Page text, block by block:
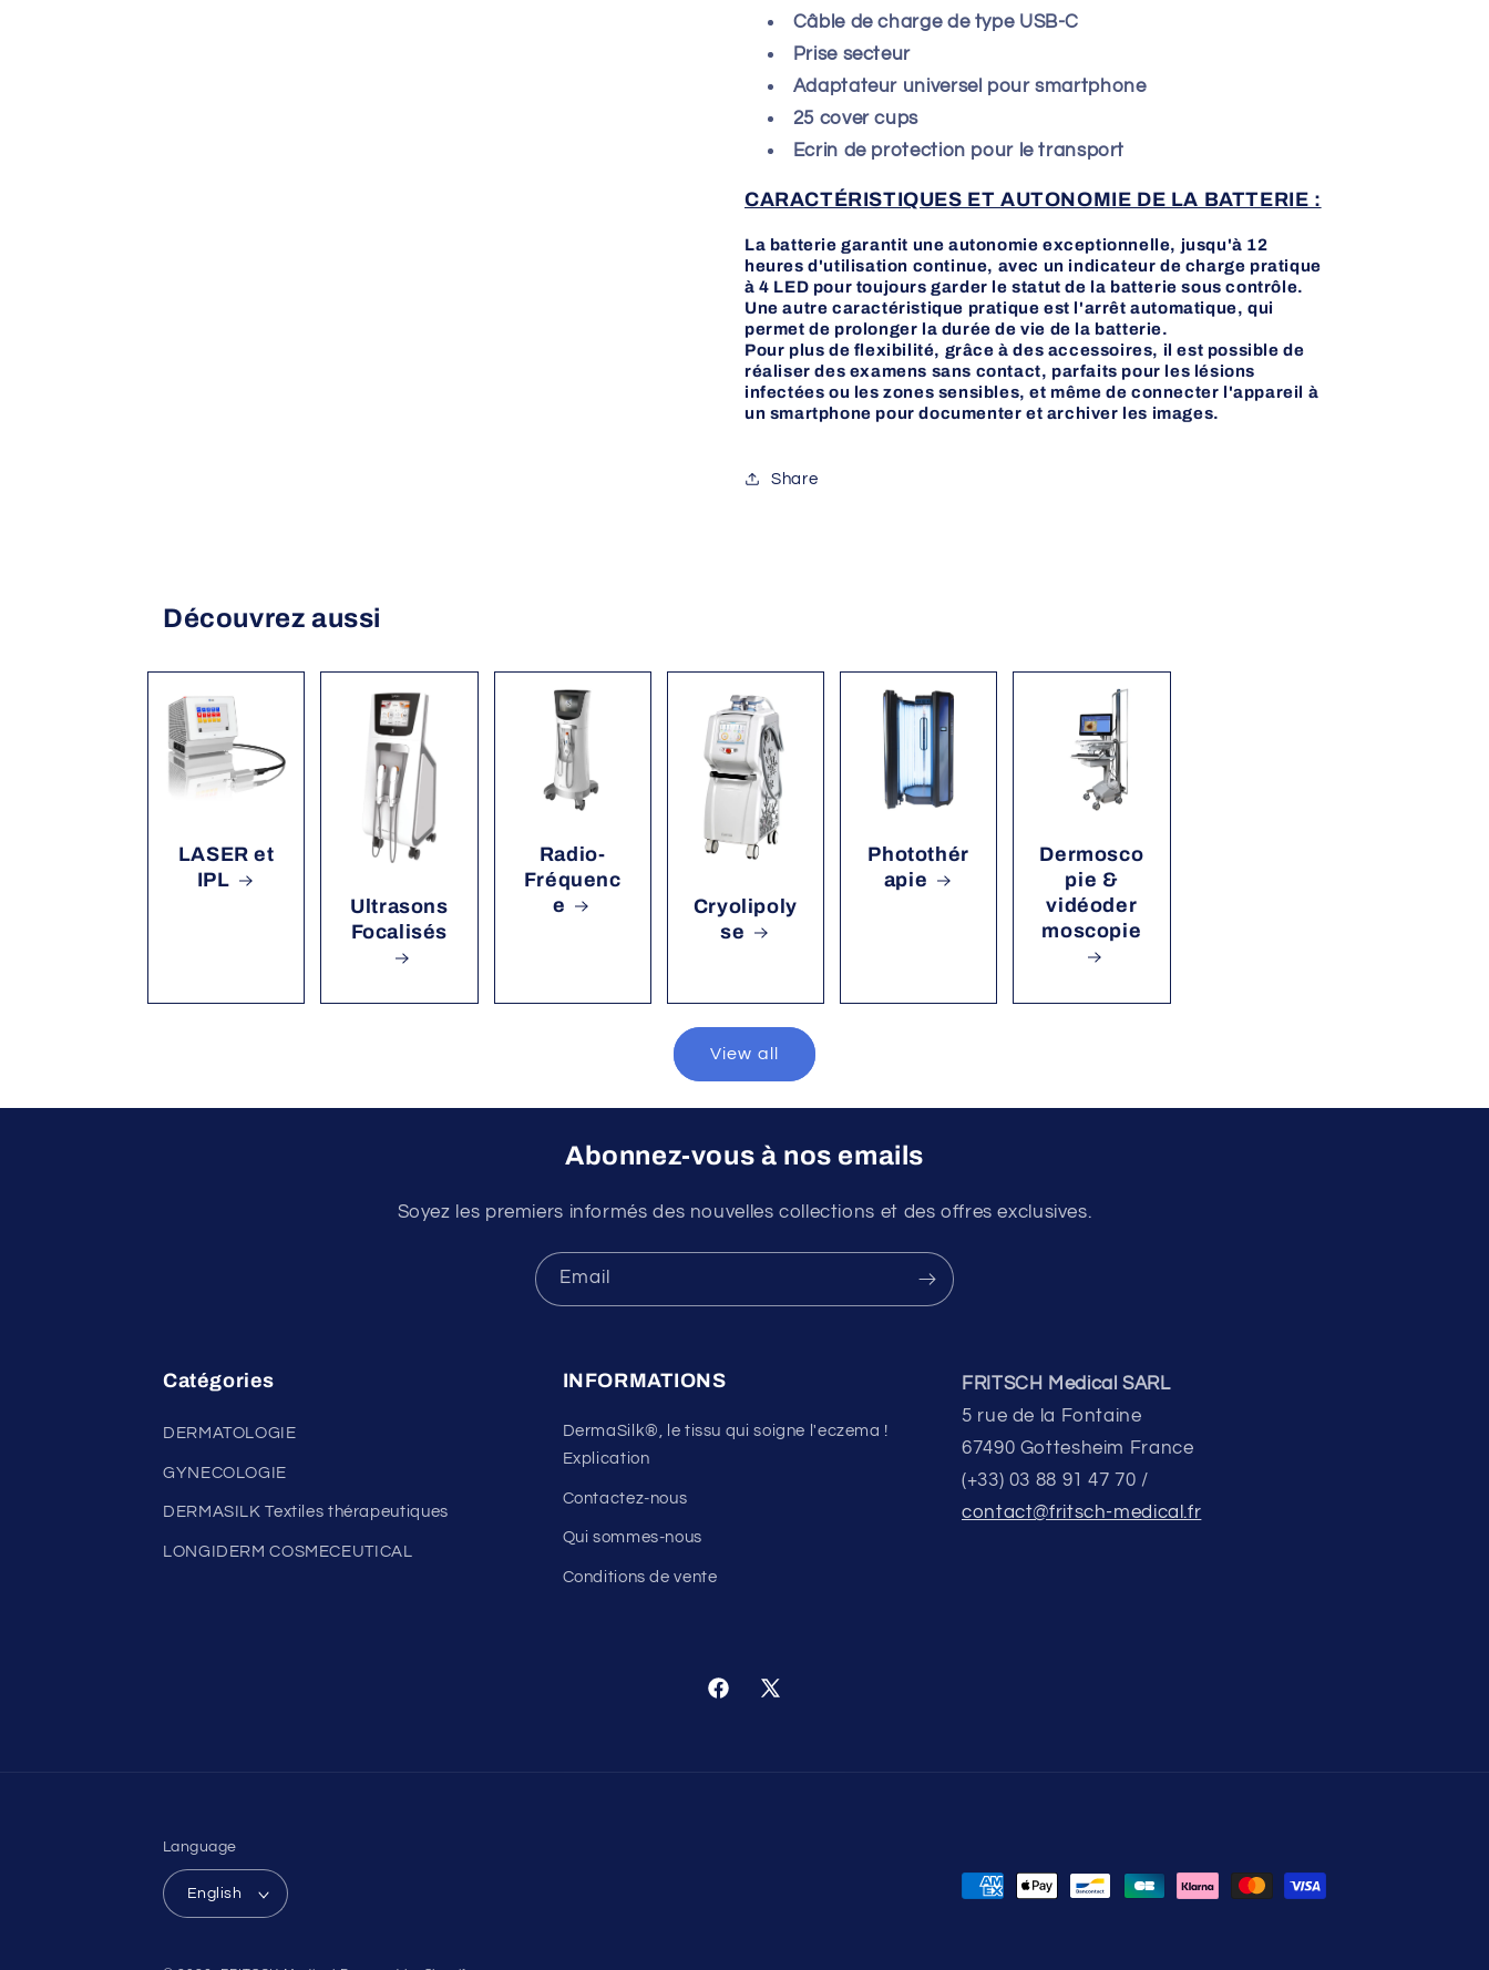
Câble de charge de type USB-C
Prise secteur
Adaptateur universel pour smartphone
25 cover cups
Ecrin de protection pour le transport
CARACTÉRISTIQUES ET AUTONOMIE DE LA BATTERIE :
La batterie garantit une autonomie exceptionnelle, jusqu'à 12
heures d'utilisation continue, avec un indicateur de charge pratique
à 4 LED pour toujours garder le statut de la batterie sous contrôle.
Une autre caractéristique pratique est l'arrêt automatique, qui
permet de prolonger la durée de vie de la batterie.
Pour plus de flexibilité, grâce à des accessoires, il est possible de
réaliser des examens sans contact, parfaits pour les lésions
infectées ou les zones sensibles, et même de connecter l'appareil à
un smartphone pour documenter et archiver les images.
Share
Découvrez aussi
LASER et
IPL
Ultrasons
Focalisés
Radio-
Fréquenc
e
Cryolipoly
se
Photothér
apie
Dermosco
pie &
vidéoder
moscopie
View all
Abonnez-vous à nos emails
Soyez les premiers informés des nouvelles collections et des offres exclusives.
Email
Catégories
DERMATOLOGIE
GYNECOLOGIE
DERMASILK Textiles thérapeutiques
LONGIDERM COSMECEUTICAL
INFORMATIONS
DermaSilk®, le tissu qui soigne l'eczema !
Explication
Contactez-nous
Qui sommes-nous
Conditions de vente
FRITSCH Medical SARL
5 rue de la Fontaine
67490 Gottesheim France
(+33) 03 88 91 47 70 /
contact@fritsch-medical.fr
Facebook
X
Language
English
Payment